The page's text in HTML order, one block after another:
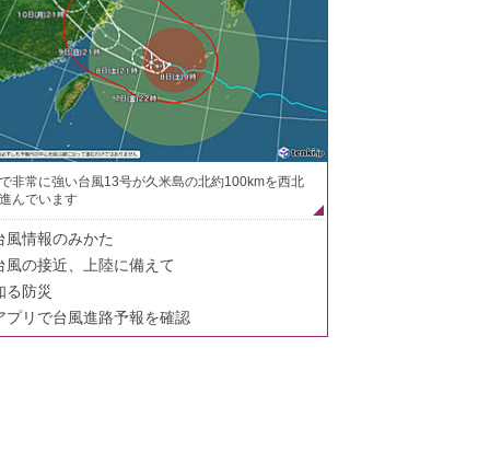
非常に強い台風13号が久米島の北約100kmを西北
んでいます
風情報のみかた
風の接近、上陸に備えて
る防災
プリで台風進路予報を確認